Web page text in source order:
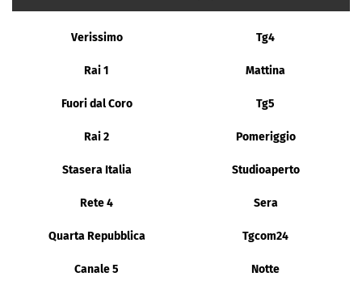
Verissimo Tg4
Rai 1 Mattina
Fuori dal Coro Tg5
Rai 2 Pomeriggio
Stasera Italia Studioaperto
Rete 4 Sera
Quarta Repubblica Tgcom24
Canale 5 Notte